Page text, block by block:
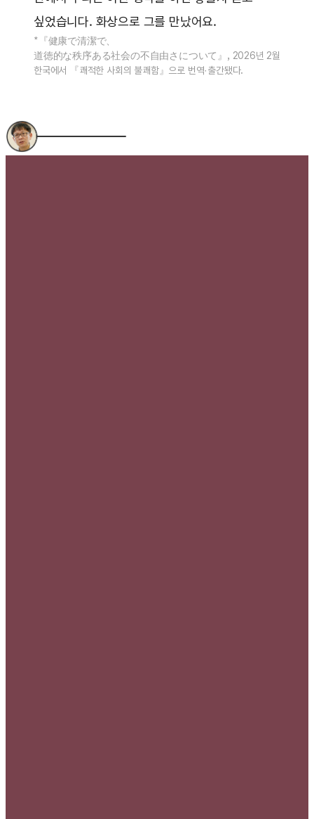
싶었습니다. 화상으로 그를 만났어요.
*『健康で清潔で、
道徳的な秩序ある社会の不自由さについて』, 2026년 2월
한국에서 『쾌적한 사회의 불쾌함』으로 번역·출간됐다.